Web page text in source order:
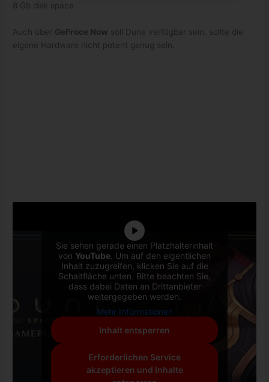
8 Gb disk space
Auch über GeFroce Now soll Dune verfügbar sein, sollte die
eigene Hardware nicht potent genug sein.
Sie sehen gerade einen Platzhalterinhalt
von YouTube. Um auf den eigentlichen
Inhalt zuzugreifen, klicken Sie auf die
Schaltfläche unten. Bitte beachten Sie,
dass dabei Daten an Drittanbieter
weitergegeben werden.
Mehr Informationen
Inhalt entsperren
Erforderlichen Service
akzeptieren und Inhalte